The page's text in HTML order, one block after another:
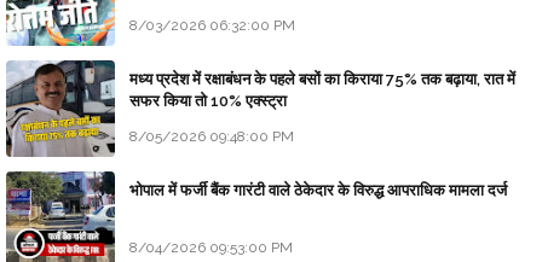
8/03/2026 06:32:00 PM
मध्य प्रदेश में रक्षाबंधन के पहले बसों का किराया 75% तक बढ़ाया, रात में
सफर किया तो 10% एक्स्ट्रा
8/05/2026 09:48:00 PM
भोपाल में फर्जी बैंक गारंटी वाले ठेकेदार के विरुद्ध आपराधिक मामला दर्ज
8/04/2026 09:53:00 PM